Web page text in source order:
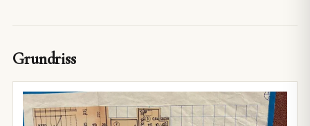
Grundriss